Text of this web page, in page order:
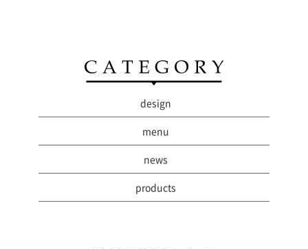
design
menu
news
products